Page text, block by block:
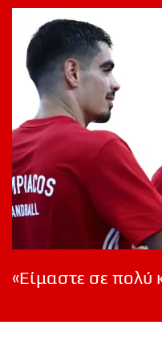
«Είμαστε σε πολύ